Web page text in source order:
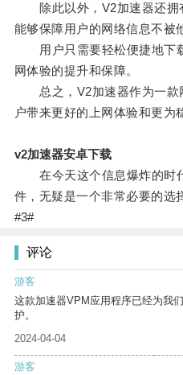
除此以外，V2加速器还拥
能够保障用户的网络信息不被
用户只需要轻松便捷地下
网体验的提升和保障。
总之，V2加速器作为一款
户带来更好的上网体验和更为
v2加速器安卓下载
在今天这个信息爆炸的时
件，无疑是一个非常必要的选
#3#
评论
游客
这款加速器VPM应用程序已经为我
护。
2024-04-04
游客